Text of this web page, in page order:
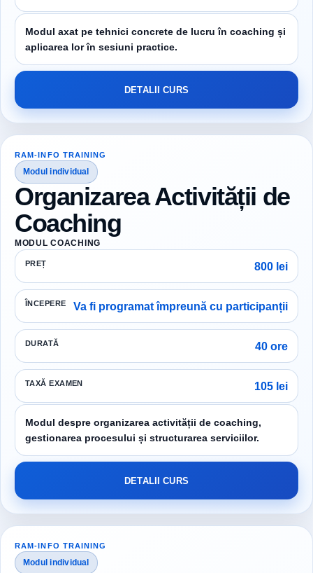
Modul axat pe tehnici concrete de lucru în coaching și
aplicarea lor în sesiuni practice.
DETALII CURS
RAM-INFO TRAINING
Modul individual
Organizarea Activității de
Coaching
MODUL COACHING
PREȚ 800 lei
ÎNCEPERE Va fi programat împreună cu participanții
DURATĂ 40 ore
TAXĂ EXAMEN 105 lei
Modul despre organizarea activității de coaching,
gestionarea procesului și structurarea serviciilor.
DETALII CURS
RAM-INFO TRAINING
Modul individual